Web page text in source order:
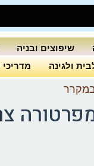
שיפוצים ובניה
ולגינה מדריכי